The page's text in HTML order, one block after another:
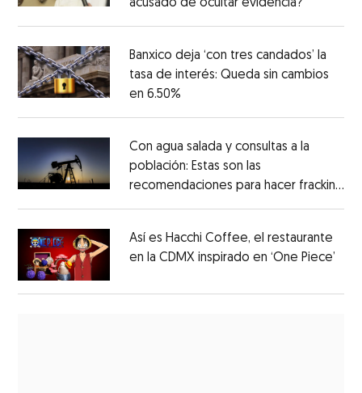
acusado de ocultar evidencia?
Banxico deja ‘con tres candados’ la
tasa de interés: Queda sin cambios
en 6.50%
Con agua salada y consultas a la
población: Estas son las
recomendaciones para hacer fracking
en México
Así es Hacchi Coffee, el restaurante
en la CDMX inspirado en ‘One Piece’